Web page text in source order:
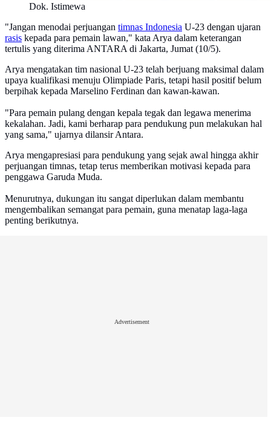
Dok. Istimewa
"Jangan menodai perjuangan timnas Indonesia U-23 dengan ujaran
rasis kepada para pemain lawan," kata Arya dalam keterangan
tertulis yang diterima ANTARA di Jakarta, Jumat (10/5).
Arya mengatakan tim nasional U-23 telah berjuang maksimal dalam
upaya kualifikasi menuju Olimpiade Paris, tetapi hasil positif belum
berpihak kepada Marselino Ferdinan dan kawan-kawan.
"Para pemain pulang dengan kepala tegak dan legawa menerima
kekalahan. Jadi, kami berharap para pendukung pun melakukan hal
yang sama," ujarnya dilansir Antara.
Arya mengapresiasi para pendukung yang sejak awal hingga akhir
perjuangan timnas, tetap terus memberikan motivasi kepada para
penggawa Garuda Muda.
Menurutnya, dukungan itu sangat diperlukan dalam membantu
mengembalikan semangat para pemain, guna menatap laga-laga
penting berikutnya.
Advertisement